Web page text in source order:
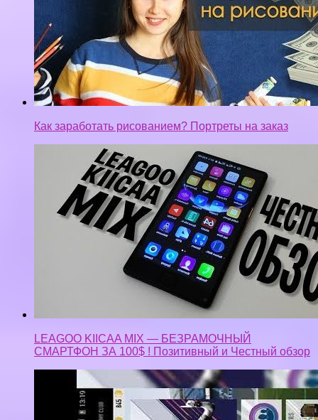
Как заработать рисованием? Портреты на заказ
LEAGOO KIICAA MIX — БЕЗРАМОЧНЫЙ
СМАРТФОН ЗА 100$ ! Позитивный и Честный обзор